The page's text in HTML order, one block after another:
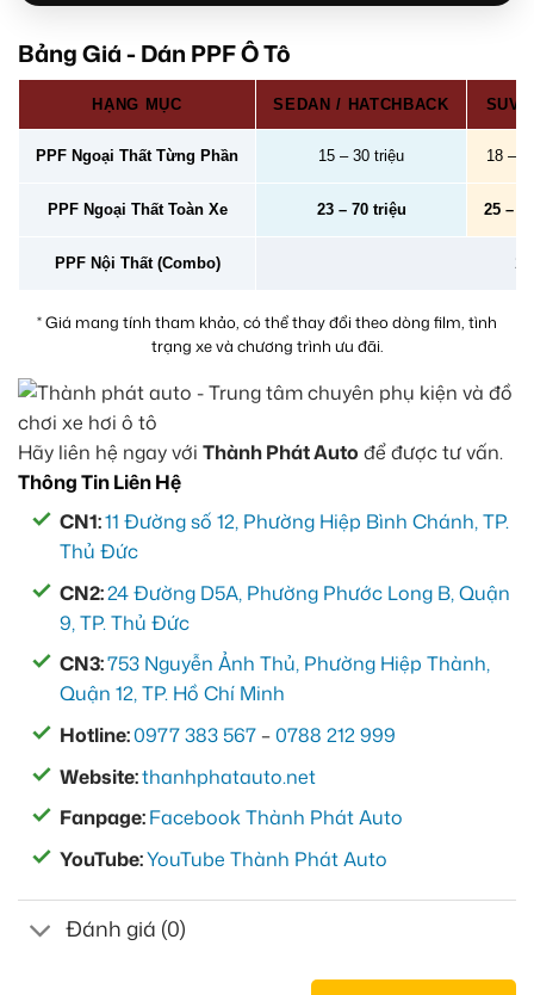
Bảng Giá - Dán PPF Ô Tô
HẠNG MỤC SEDAN / HATCHBACK SUV
PPF Ngoại Thất Từng Phần 15 – 30 triệu 18 –
PPF Ngoại Thất Toàn Xe 23 – 70 triệu 25 –
PPF Nội Thất (Combo) 2
* Giá mang tính tham khảo, có thể thay đổi theo dòng film, tình
trạng xe và chương trình ưu đãi.
Hãy liên hệ ngay với Thành Phát Auto để được tư vấn.
Thông Tin Liên Hệ
CN1:11 Đường số 12, Phường Hiệp Bình Chánh, TP.
Thủ Đức
CN2:24 Đường D5A, Phường Phước Long B, Quận
9, TP. Thủ Đức
CN3:753 Nguyễn Ảnh Thủ, Phường Hiệp Thành,
Quận 12, TP. Hồ Chí Minh
Hotline:0977 383 567 –0788 212 999
Website:thanhphatauto.net
Fanpage:Facebook Thành Phát Auto
YouTube:YouTube Thành Phát Auto
Đánh giá (0)